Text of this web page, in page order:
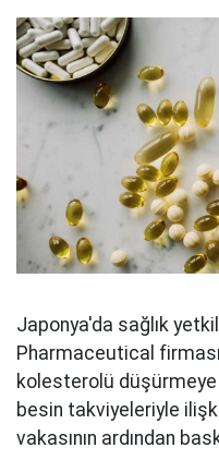
Japonya'da sağlık
Pharmaceutical
kolesterolü düşürmeye
besin takviyeleriyle
vakasının ardından